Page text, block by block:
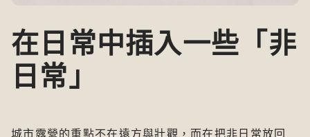
在日常中插入一些「非
日常」
城市露營的重點不在遠方與壯觀，而在把非日常放回